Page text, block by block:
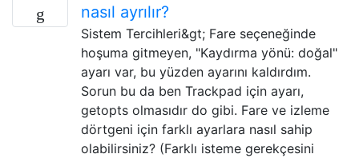
nasıl ayrılır?
Sistem Tercihleri&gt; Fare seçeneğinde
hoşuma gitmeyen, "Kaydırma yönü: doğal"
ayarı var, bu yüzden ayarını kaldırdım.
Sorun bu da ben Trackpad için ayarı,
getopts olmasıdır do gibi. Fare ve izleme
dörtgeni için farklı ayarlara nasıl sahip
olabilirsiniz? (Farklı isteme gerekçesini